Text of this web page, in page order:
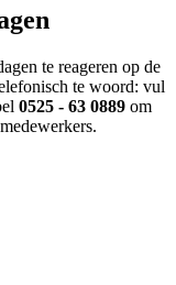
te reageren op de
te woord: vul
0525 - 63 0889 om